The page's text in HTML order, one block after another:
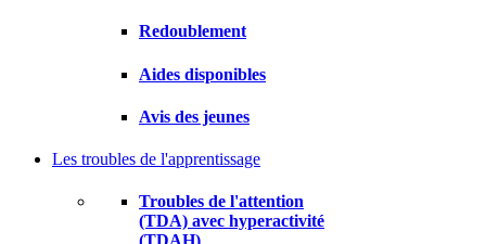
Redoublement
Aides disponibles
Avis des jeunes
Les troubles de l'apprentissage
Troubles de l'attention
(TDA) avec hyperactivité